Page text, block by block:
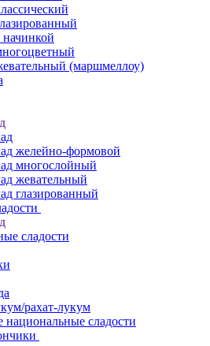
(маршмеллоу)
желейно-формовой
многослойный
жевательный
глазированный
сладости
рахат-лукум
сладости